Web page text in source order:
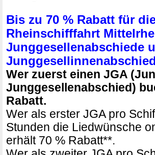
Bis zu 70 % Rabatt für
Rheinschifffahrt
Junggesellenabschiede
Wer zuerst einen JGA
Junggesellenabschied)
Rabatt.
Wer als erster JGA pro
Stunden die Liedwünsche
erhält 70 % Rabatt**.